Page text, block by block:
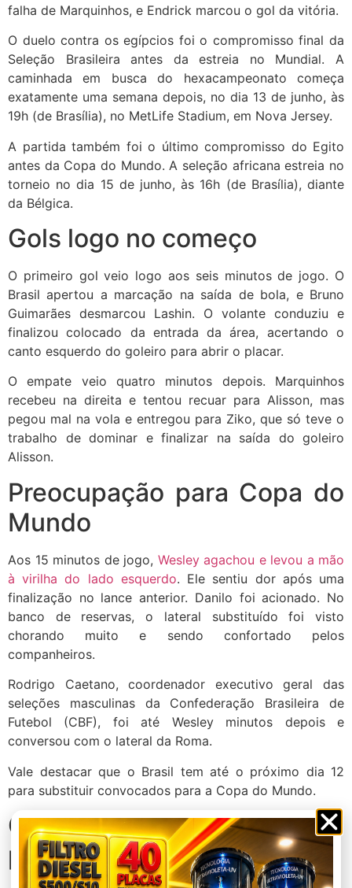
falha de Marquinhos, e Endrick marcou o gol da vitória.
O duelo contra os egípcios foi o compromisso final da
Seleção Brasileira antes da estreia no Mundial. A
caminhada em busca do hexacampeonato começa
exatamente uma semana depois, no dia 13 de junho, às
19h (de Brasília), no MetLife Stadium, em Nova Jersey.
A partida também foi o último compromisso do Egito
antes da Copa do Mundo. A seleção africana estreia no
torneio no dia 15 de junho, às 16h (de Brasília), diante
da Bélgica.
Gols logo no começo
O primeiro gol veio logo aos seis minutos de jogo. O
Brasil apertou a marcação na saída de bola, e Bruno
Guimarães desmarcou Lashin. O volante conduziu e
finalizou colocado da entrada da área, acertando o
canto esquerdo do goleiro para abrir o placar.
O empate veio quatro minutos depois. Marquinhos
recebeu na direita e tentou recuar para Alisson, mas
pegou mal na vola e entregou para Ziko, que só teve o
trabalho de dominar e finalizar na saída do goleiro
Alisson.
Preocupação para Copa do
Mundo
Aos 15 minutos de jogo, Wesley agachou e levou a mão
à virilha do lado esquerdo. Ele sentiu dor após uma
finalização no lance anterior. Danilo foi acionado. No
banco de reservas, o lateral substituído foi visto
chorando muito e sendo confortado pelos
companheiros.
Rodrigo Caetano, coordenador executivo geral das
seleções masculinas da Confederação Brasileira de
Futebol (CBF), foi até Wesley minutos depois e
conversou com o lateral da Roma.
Vale destacar que o Brasil tem até o próximo dia 12
para substituir convocados para a Copa do Mundo.
Caminhão de chances
perdidas